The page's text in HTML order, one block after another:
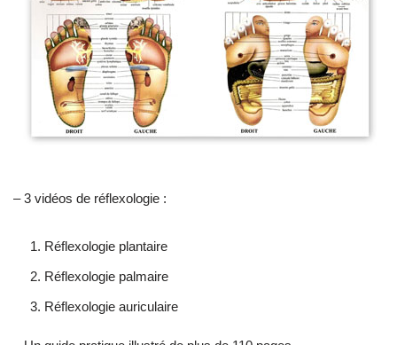
– 3 vidéos de réflexologie :
Réflexologie plantaire
Réflexologie palmaire
Réflexologie auriculaire